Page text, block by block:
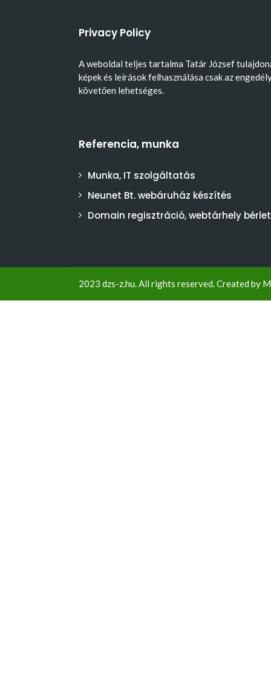
Privacy Policy
A weboldal teljes tartalma Tatár József
képek és leírások felhasználása csak az
követően lehetséges.
Referencia, munka
Munka, IT szolgáltatás
Neunet Bt. webáruház készítés
Domain regisztráció, webtárhely bérlet
2023 dzs-z.hu. All rights reserved. Created by